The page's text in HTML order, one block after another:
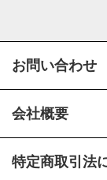
お問い合わせ
会社概要
特定商取引法